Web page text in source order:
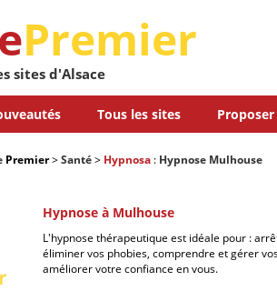
Premier
sites d'Alsace
Tous les sites
Premier>Santé> Hypnosa : Hypnose Mulhouse
Hypnose à Mulhouse
L'hypnose thérapeutique est idéale pour :
éliminer vos phobies, comprendre et gérer
améliorer votre confiance en vous.